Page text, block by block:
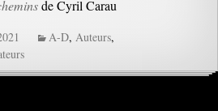
de Cyril Carau
A-D,Auteurs,